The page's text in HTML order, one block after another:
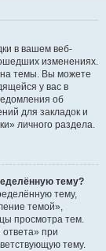
в вашем веб-
изменениях.
на темы. Вы можете
у вас в
об
для закладок и
личного раздела.
тему?
тему,
темой»,
просмотра тем.
при
тему.